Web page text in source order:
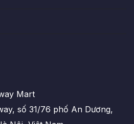
Mart
số 31/76 phố An Dương,